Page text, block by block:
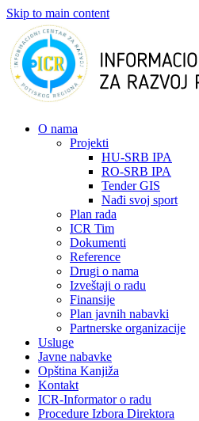
Skip to main content
О nama
Projekti
HU-SRB IPA
RO-SRB IPA
Tender GIS
Nađi svoj sport
Plan rada
ICR Tim
Dokumenti
Reference
Drugi o nama
Izveštaji o radu
Finansije
Plan javnih nabavki
Partnerske organizacije
Usluge
Javne nabavke
Opština Kanjiža
Kontakt
ICR-Informator o radu
Procedure Izbora Direktora